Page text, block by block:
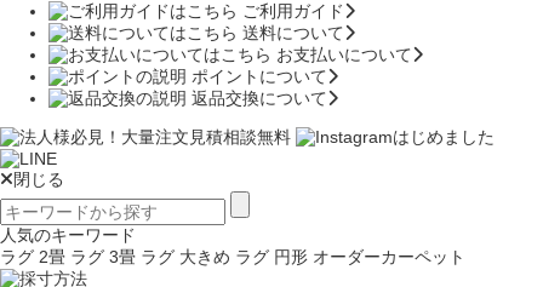
ご利用ガイド
送料について
お支払いについて
ポイントについて
返品交換について
閉じる
人気のキーワード
ラグ 2畳 ラグ 3畳 ラグ 大きめ ラグ 円形 オーダーカーペット